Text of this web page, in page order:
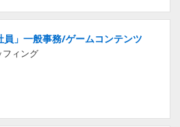
員」一般事務/ゲームコンテンツ
フィング